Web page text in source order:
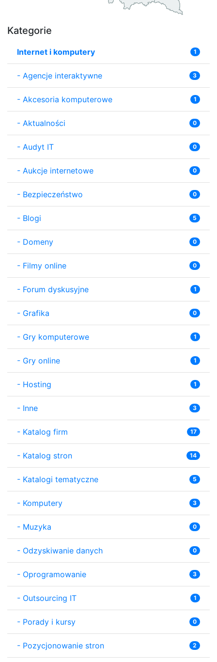
Kategorie
Internet i komputery 1
- Agencje interaktywne 3
- Akcesoria komputerowe 1
- Aktualności 0
- Audyt IT 0
- Aukcje internetowe 0
- Bezpieczeństwo 0
- Blogi 5
- Domeny 0
- Filmy online 0
- Forum dyskusyjne 1
- Grafika 0
- Gry komputerowe 1
- Gry online 1
- Hosting 1
- Inne 3
- Katalog firm 17
- Katalog stron 14
- Katalogi tematyczne 5
- Komputery 3
- Muzyka 0
- Odzyskiwanie danych 0
- Oprogramowanie 3
- Outsourcing IT 1
- Porady i kursy 0
- Pozycjonowanie stron 2